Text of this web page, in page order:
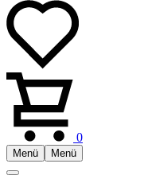
0
Menü Menü